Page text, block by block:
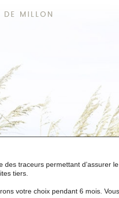
des traceurs permettant d’assurer
tiers.
votre choix pendant 6 mois.